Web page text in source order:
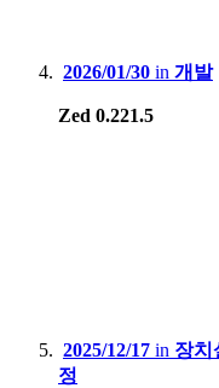
2026/01/30 in 개발
Zed 0.221.5
2025/12/17 in 장치
정